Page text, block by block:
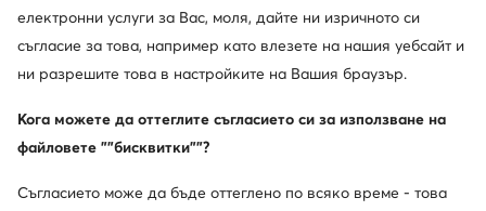
електронни услуги за Вас, моля, дайте ни изричното си
съгласие за това, например като влезете на нашия уебсайт и
ни разрешите това в настройките на Вашия браузър.
Кога можете да оттеглите съгласието си за използване на
файловете ""бисквитки""?
Съгласието може да бъде оттеглено по всяко време - това